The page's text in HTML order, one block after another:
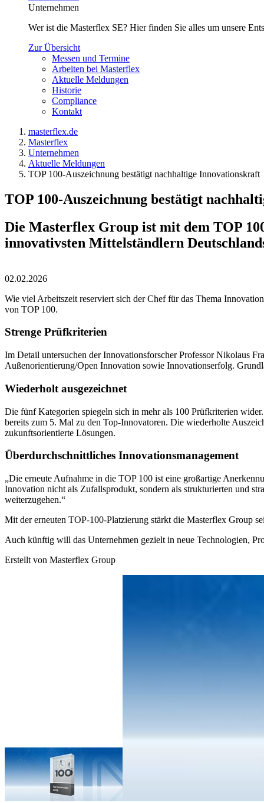
Unternehmen
Wer ist die Masterflex SE? Hier finden Sie alles um unsere
Zur Übersicht
Messen und Termine
Arbeiten bei Masterflex
Aktuelle Meldungen
Historie
Compliance
Kontakt
masterflex.de
Masterflex
Unternehmen
Aktuelle Meldungen
TOP 100-Auszeichnung bestätigt nachhaltige Innovationskraft
TOP 100-Auszeichnung bestätigt
Die Masterflex Group ist mit dem TOP
innovativsten Mittelständlern
02.02.2026
Wie viel Arbeitszeit reserviert sich der Chef für das Thema
von TOP 100.
Strenge Prüfkriterien
Im Detail untersuchen der Innovationsforscher Professor Nikolaus
Außenorientierung/Open Innovation sowie Innovationserfolg.
Wiederholt ausgezeichnet
Die fünf Kategorien spiegeln sich in mehr als 100 Prüfkriterien
bereits zum 5. Mal zu den Top-Innovatoren. Die wiederholte
zukunftsorientierte Lösungen.
Überdurchschnittliches Innovationsmanagement
„Die erneute Aufnahme in die TOP 100 ist eine großartige
Innovation nicht als Zufallsprodukt, sondern als strukturierten und
weiterzugehen.“
Mit der erneuten TOP-100-Platzierung stärkt die Masterflex Group
Auch künftig will das Unternehmen gezielt in neue Technologien,
Erstellt von Masterflex Group